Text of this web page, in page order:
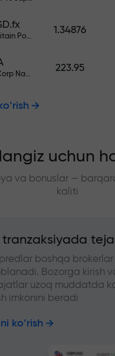
Great Britain Pound vs US Dollar
1.34876
NVIDIA Corp Nasdaq Stock Exchange (Nasdaq) USD
223.95
uchun
va bonuslar —
kaliti
tranzaksiyada
boshqa
Bozorga kirish
uzoq muddatda
imkonini beradi
ko‘rish